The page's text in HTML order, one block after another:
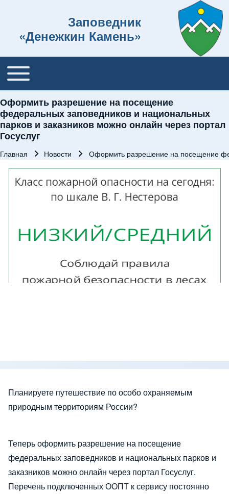
Заповедник
«Денежкин Камень»
Основная навигация
Toggle main menu
Оформить разрешение на посещение
федеральных заповедников и национальных
парков и заказников можно онлайн через портал
Госуслуг
Главная Новости Оформить разрешение на посещение
Изображение
Планируете путешествие по особо охраняемым
природным территориям России?
Теперь оформить разрешение на посещение
федеральных заповедников и национальных парков и
заказников можно онлайн через портал Госуслуг.
Перечень подключенных ООПТ к сервису постоянно